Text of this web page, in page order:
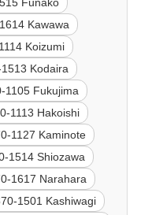
Kawawa
Koizumi
Kodaira
1105 Fukujima
1113 Hakoishi
1127 Kaminote
1514 Shiozawa
1617 Narahara
1501 Kashiwagi